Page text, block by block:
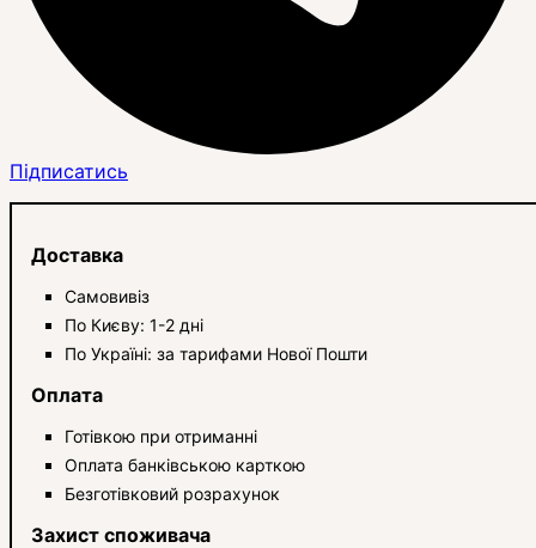
Підписатись
Доставка
Самовивіз
По Києву: 1-2 дні
По Україні: за тарифами Нової Пошти
Оплата
Готівкою при отриманні
Оплата банківською карткою
Безготівковий розрахунок
Захист споживача